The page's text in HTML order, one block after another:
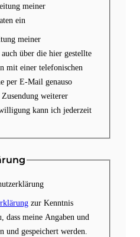
meiner
ein
meiner
auch über die hier gestellte
mit einer telefonischen
per E-Mail genauso
weiterer
kann ich jederzeit
zur Kenntnis
dass meine Angaben und
und gespeichert werden.